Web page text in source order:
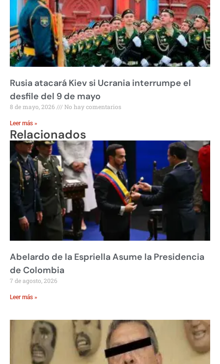
Rusia atacará Kiev si Ucrania interrumpe el
desfile del 9 de mayo
8 de mayo, 2026 No hay comentarios
Leer más »
Relacionados
Abelardo de la Espriella Asume la Presidencia
de Colombia
7 de agosto, 2026
Leer más »